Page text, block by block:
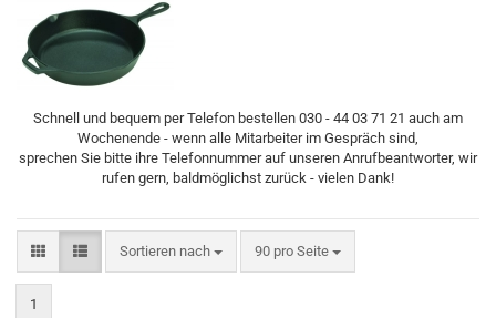
Schnell und bequem per Telefon bestellen 030 - 44 03 71 21 auch am
Wochenende - wenn alle Mitarbeiter im Gespräch sind,
sprechen Sie bitte ihre Telefonnummer auf unseren Anrufbeantworter, wir
rufen gern, baldmöglichst zurück - vielen Dank!
Sortieren nach
Sortieren nach 90 pro Seite
pro Seite
1